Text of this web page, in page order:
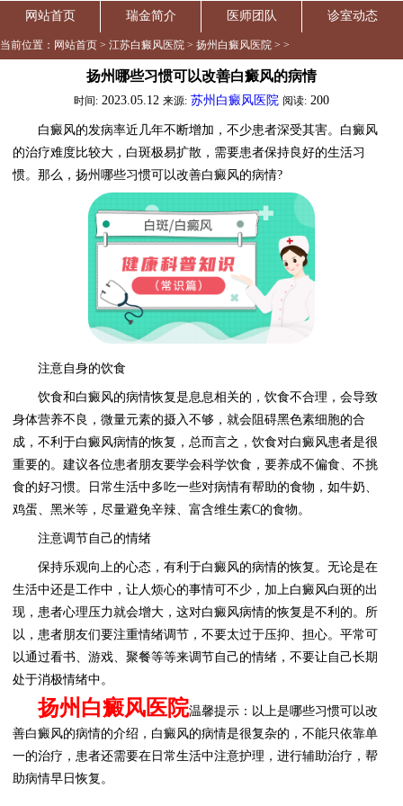
网站首页 瑞金简介 医师团队 诊室动态
当前位置： 网站首页 > 江苏白癜风医院 > 扬州白癜风医院 > >
扬州哪些习惯可以改善白癜风的病情
时间: 2023.05.12 来源: 苏州白癜风医院 阅读: 200
白癜风的发病率近几年不断增加，不少患者深受其害。白癜风
的治疗难度比较大，白斑极易扩散，需要患者保持良好的生活习
惯。那么，扬州哪些习惯可以改善白癜风的病情?
注意自身的饮食
饮食和白癜风的病情恢复是息息相关的，饮食不合理，会导致
身体营养不良，微量元素的摄入不够，就会阻碍黑色素细胞的合
成，不利于白癜风病情的恢复，总而言之，饮食对白癜风患者是很
重要的。建议各位患者朋友要学会科学饮食，要养成不偏食、不挑
食的好习惯。日常生活中多吃一些对病情有帮助的食物，如牛奶、
鸡蛋、黑米等，尽量避免辛辣、富含维生素C的食物。
注意调节自己的情绪
保持乐观向上的心态，有利于白癜风的病情的恢复。无论是在
生活中还是工作中，让人烦心的事情可不少，加上白癜风白斑的出
现，患者心理压力就会增大，这对白癜风病情的恢复是不利的。所
以，患者朋友们要注重情绪调节，不要太过于压抑、担心。平常可
以通过看书、游戏、聚餐等等来调节自己的情绪，不要让自己长期
处于消极情绪中。
扬州白癜风医院温馨提示：以上是哪些习惯可以改
善白癜风的病情的介绍，白癜风的病情是很复杂的，不能只依靠单
一的治疗，患者还需要在日常生活中注意护理，进行辅助治疗，帮
助病情早日恢复。